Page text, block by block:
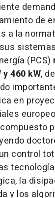
de
a la
(PCS)
460 kW,
en
control
la
y los